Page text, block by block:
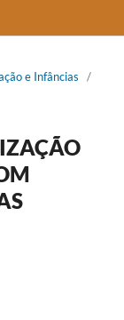
e Infâncias
/